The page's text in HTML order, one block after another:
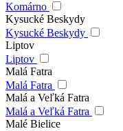
Komárno
Kysucké Beskydy
Kysucké Beskydy
Liptov
Liptov
Malá Fatra
Malá Fatra
Malá a Veľká Fatra
Malá a Veľká Fatra
Malé Bielice